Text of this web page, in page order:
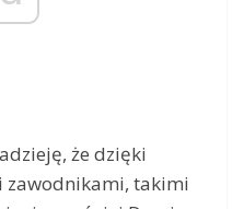
że dzięki
zawodnikami, takimi